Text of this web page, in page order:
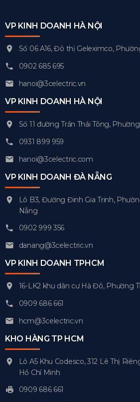
VP KINH DOANH HÀ NỘI
Số 06 A16, Đô thị Geleximco,
0902 685 695
hanoi@3celectric.vn
VP KINH DOANH HÀ NỘI
Số 11 đường Trần Thái Tông,
0931 899 959
hanoi@3celectric.com
VP KINH DOANH ĐÀ NẴNG
Lô B3, Đường Đinh Gia Trinh,
Nẵng
0902 999 356
danang@3celectric.vn
VP KINH DOANH TPHCM
16-LK2 khu dân cư Hà Đô, Phường
0909 686 661
hcm@3celectric.vn
KHO HÀNG TP HCM
Lô A5 Khu Codesco, 312 Lê Thị
Hồ Chí Minh
0909 686 661